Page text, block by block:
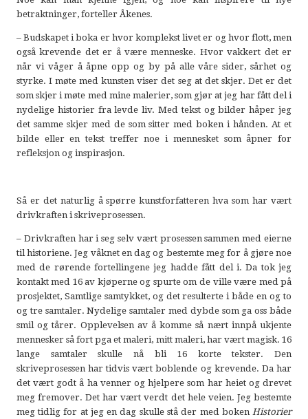
betraktninger, forteller Åkenes.
– Budskapet i boka er hvor komplekst livet er og hvor flott, men
også krevende det er å være menneske. Hvor vakkert det er
når vi våger å åpne opp og by på alle våre sider, sårhet og
styrke. I møte med kunsten viser det seg at det skjer. Det er det
som skjer i møte med mine malerier, som gjør at jeg har fått del i
nydelige historier fra levde liv. Med tekst og bilder håper jeg
det samme skjer med de som sitter med boken i hånden. At et
bilde eller en tekst treffer noe i mennesket som åpner for
refleksjon og inspirasjon.
Så er det naturlig å spørre kunstforfatteren hva som har vært
drivkraften i skriveprosessen.
– Drivkraften har i seg selv vært prosessen sammen med eierne
til historiene. Jeg våknet en dag og bestemte meg for å gjøre noe
med de rørende fortellingene jeg hadde fått del i. Da tok jeg
kontakt med 16 av kjøperne og spurte om de ville være med på
prosjektet, Samtlige samtykket, og det resulterte i både en og to
og tre samtaler. Nydelige samtaler med dybde som ga oss både
smil og tårer. Opplevelsen av å komme så nært innpå ukjente
mennesker så fort pga et maleri, mitt maleri, har vært magisk. 16
lange samtaler skulle nå bli 16 korte tekster. Den
skriveprosessen har tidvis vært boblende og krevende. Da har
det vært godt å ha venner og hjelpere som har heiet og drevet
meg fremover. Det har vært verdt det hele veien. Jeg bestemte
meg tidlig for at jeg en dag skulle stå der med boken Historier